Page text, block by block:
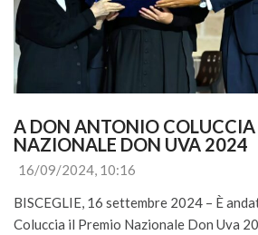
A DON ANTONIO
NAZIONALE DON UVA 2024
16/09/2024, 10:16
BISCEGLIE, 16 settembre 2024 – È
Coluccia il Premio Nazionale Don Uva